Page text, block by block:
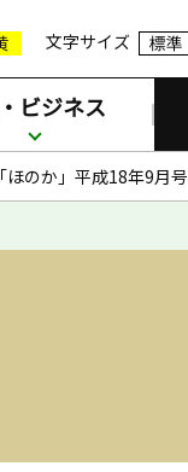
文字サイズ
ビジネス
ほのか」平成18年9月号